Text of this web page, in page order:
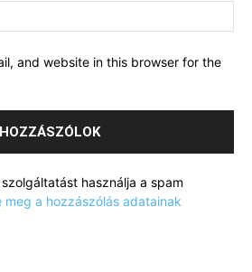
and website in this browser for the
használja a spam
meg a hozzászólás adatainak